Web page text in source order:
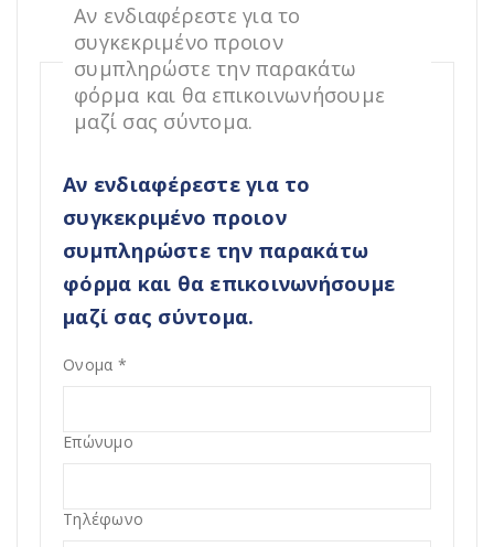
Αν ενδιαφέρεστε για το
συγκεκριμένο προιον
συμπληρώστε την παρακάτω
φόρμα και θα επικοινωνήσουμε
μαζί σας σύντομα.
Αν ενδιαφέρεστε για το
συγκεκριμένο προιον
συμπληρώστε την παρακάτω
φόρμα και θα επικοινωνήσουμε
μαζί σας σύντομα.
Ονομα *
Επώνυμο
Τηλέφωνο